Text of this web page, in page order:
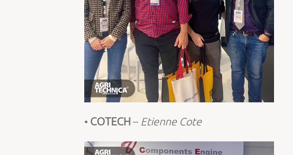
• COTECH – Etienne Cote